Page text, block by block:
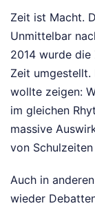
Zeit ist Macht.
Unmittelbar
2014 wurde
Zeit umgestellt.
wollte zeigen:
im gleichen
massive
von
Auch in
wieder